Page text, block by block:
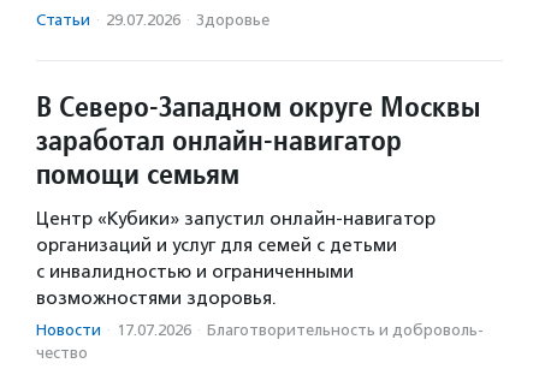
Статьи · 29.07.2026 · Здоровье
В Северо-Западном округе Москвы
заработал онлайн-навигатор
помощи семьям
Центр «Кубики» запустил онлайн-навигатор
организаций и услуг для семей с детьми
с инвалидностью и ограниченными
возможностями здоровья.
Новости · 17.07.2026 · Благотвори­тель­ность и доброволь­
чест­во